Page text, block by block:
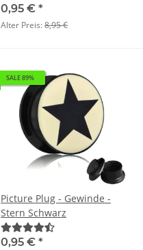
0,95 € *
Alter Preis:8,95 €
SALE 89%
Picture Plug - Gewinde -
Stern Schwarz
0,95 € *